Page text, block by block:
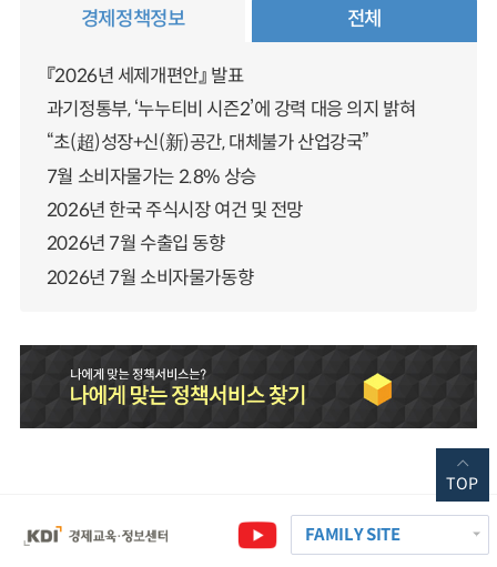
경제정책정보 전체
『2026년 세제개편안』 발표
과기정통부, ‘누누티비 시즌2’에 강력 대응 의지 밝혀
“초(超)성장+신(新)공간, 대체불가 산업강국”
7월 소비자물가는 2.8% 상승
2026년 한국 주식시장 여건 및 전망
2026년 7월 수출입 동향
2026년 7월 소비자물가동향
FAMILY SITE
TOP